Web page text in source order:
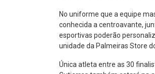
No uniforme que a equipe
conhecida a centroavante,
esportivas poderão
unidade da Palmeiras Store
Única atleta entre as 30